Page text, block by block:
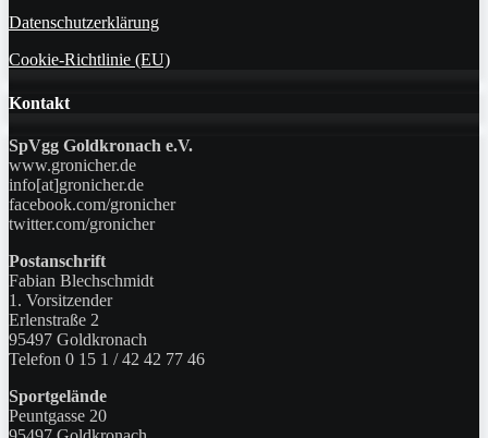
Datenschutzerklärung
Cookie-Richtlinie (EU)
Kontakt
SpVgg Goldkronach e.V.
www.gronicher.de
info[at]gronicher.de
facebook.com/gronicher
twitter.com/gronicher
Postanschrift
Fabian Blechschmidt
1. Vorsitzender
Erlenstraße 2
95497 Goldkronach
Telefon 0 15 1 / 42 42 77 46
Sportgelände
Peuntgasse 20